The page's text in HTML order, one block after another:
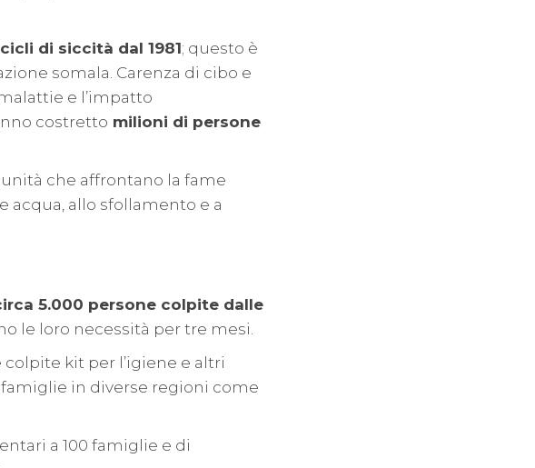
di siccità dal 1981; questo è
somala. Carenza di cibo e
e l’impatto
costretto milioni di persone
che affrontano la fame
allo sfollamento e a
5.000 persone colpite dalle
le loro necessità per tre mesi.
kit per l’igiene e altri
in diverse regioni come
a 100 famiglie e di